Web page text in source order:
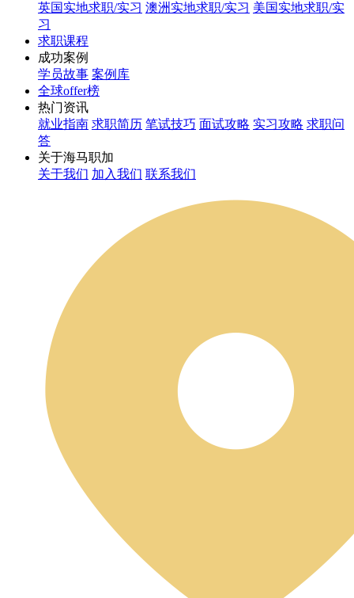
英国实地求职/实习 澳洲实地求职/实习 美国实地求职/实
习
求职课程
成功案例
学员故事 案例库
全球offer榜
热门资讯
就业指南 求职简历 笔试技巧 面试攻略 实习攻略 求职问
答
关于海马职加
关于我们 加入我们 联系我们